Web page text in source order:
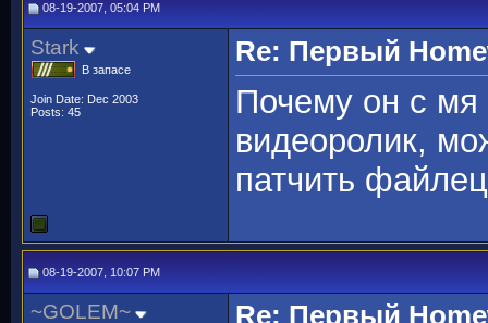
08-19-2007, 05:04 PM
Stark
В запасе
Join Date: Dec 2003
Posts: 45
Re: Первый
Почему он с мя
видеоролик,
патчить
08-19-2007, 10:07 PM
~GOLEM~ Re: Первый